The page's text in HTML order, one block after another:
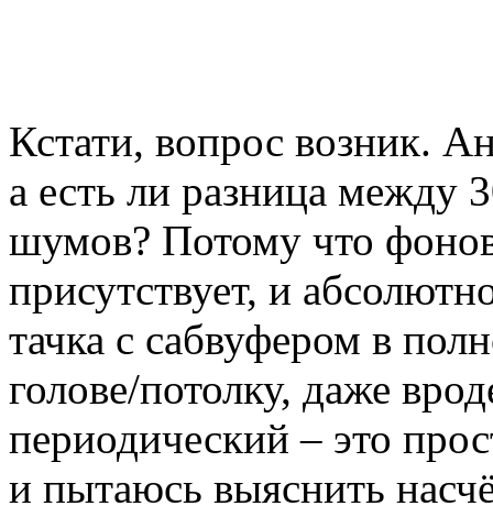
Кстати, вопрос возник.
а есть ли разница между
шумов? Потому что
присутствует, и
тачка с сабвуфером в
голове/потолку, даже
периодический – это
и пытаюсь выяснить